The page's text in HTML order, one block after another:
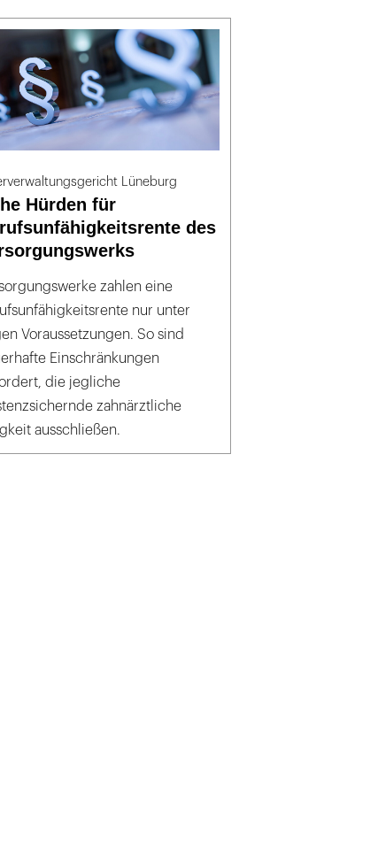
Lüneburg
Hürden für
des
zahlen eine
nur unter
Voraussetzungen. So sind
Einschränkungen
die jegliche
zahnärztliche
ausschließen.